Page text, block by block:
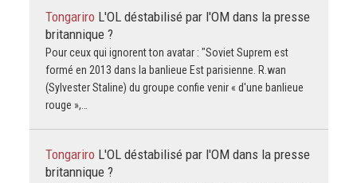
Tongariro L'OL déstabilisé par l'OM dans la presse
britannique ?
Pour ceux qui ignorent ton avatar : "Soviet Suprem est
formé en 2013 dans la banlieue Est parisienne. R.wan
(Sylvester Staline) du groupe confie venir « d'une banlieue
rouge »,…
Tongariro L'OL déstabilisé par l'OM dans la presse
britannique ?